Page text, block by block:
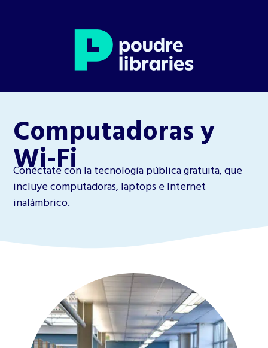
Computadoras y
Wi-Fi
Conéctate con la tecnología pública gratuita, que
incluye computadoras, laptops e Internet
inalámbrico.